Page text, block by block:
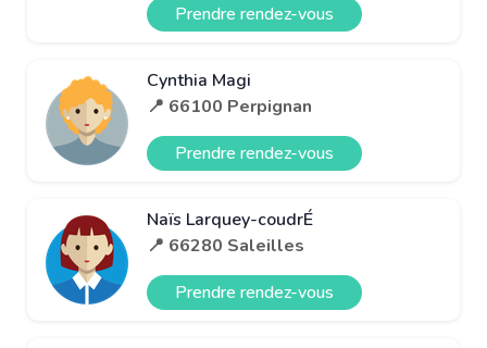
Prendre rendez-vous
Cynthia Magi
📍 66100 Perpignan
Prendre rendez-vous
Naïs Larquey-coudrÉ
📍 66280 Saleilles
Prendre rendez-vous